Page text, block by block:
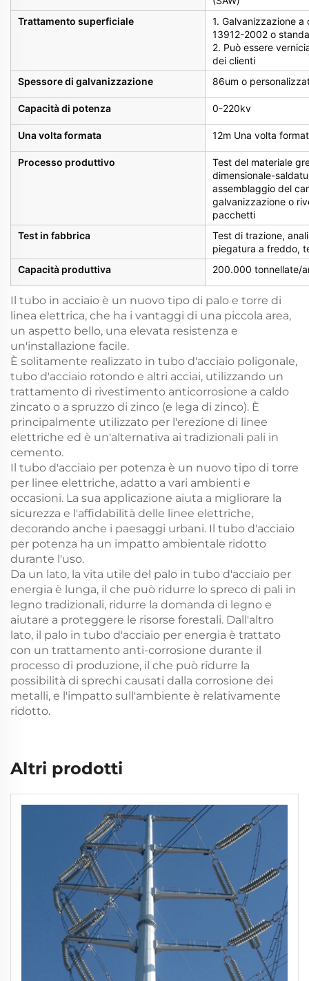
Trattamento superficiale
1. Galvanizzazione
13912-2002 o
2. Può essere
dei clienti
Spessore di galvanizzazione
86um o
Capacità di potenza 0-220kv
Una volta formata 12m Una volta
Processo produttivo
Test del materiale
dimensionale-
assemblaggio del
galvanizzazione o
pacchetti
Test in fabbrica
Test di trazione,
piegatura a freddo,
Capacità produttiva
200.000 tonnellate/
Il tubo in acciaio è un nuovo tipo di palo e torre di
linea elettrica, che ha i vantaggi di una piccola area,
un aspetto bello, una elevata resistenza e
un'installazione facile.
È solitamente realizzato in tubo d'acciaio poligonale,
tubo d'acciaio rotondo e altri acciai, utilizzando un
trattamento di rivestimento anticorrosione a caldo
zincato o a spruzzo di zinco (e lega di zinco). È
principalmente utilizzato per l'erezione di linee
elettriche ed è un'alternativa ai tradizionali pali in
cemento.
Il tubo d'acciaio per potenza è un nuovo tipo di torre
per linee elettriche, adatto a vari ambienti e
occasioni. La sua applicazione aiuta a migliorare la
sicurezza e l'affidabilità delle linee elettriche,
decorando anche i paesaggi urbani. Il tubo d'acciaio
per potenza ha un impatto ambientale ridotto
durante l'uso.
Da un lato, la vita utile del palo in tubo d'acciaio per
energia è lunga, il che può ridurre lo spreco di pali in
legno tradizionali, ridurre la domanda di legno e
aiutare a proteggere le risorse forestali. Dall'altro
lato, il palo in tubo d'acciaio per energia è trattato
con un trattamento anti-corrosione durante il
processo di produzione, il che può ridurre la
possibilità di sprechi causati dalla corrosione dei
metalli, e l'impatto sull'ambiente è relativamente
ridotto.
Altri prodotti